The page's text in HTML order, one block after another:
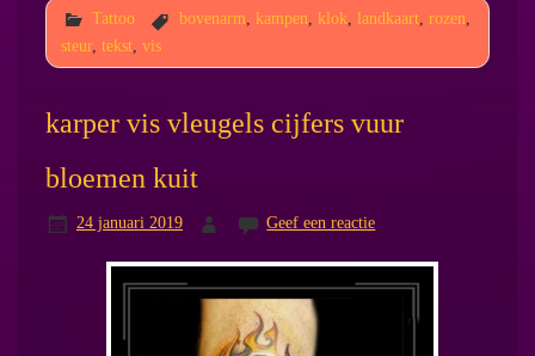
Tattoo bovenarm kampen klok landkaart, rozen
steur, tekst, vis
karper vis vleugels cijfers vuur
bloemen kuit
24 januari 2019 Geef een reactie